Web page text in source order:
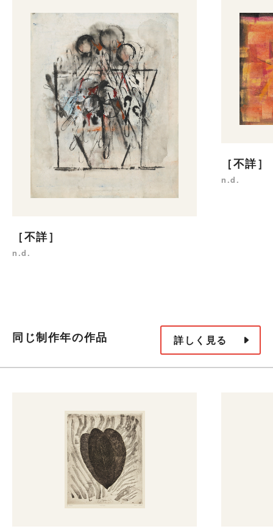
［不詳］
n.d.
［不詳］
n.d.
同じ制作年の作品 詳しく見る